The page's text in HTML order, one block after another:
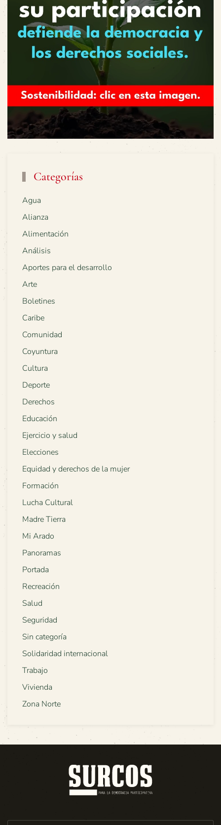
Categorías
Agua
Alianza
Alimentación
Análisis
Aportes para el desarrollo
Arte
Boletines
Caribe
Comunidad
Coyuntura
Cultura
Deporte
Derechos
Educación
Ejercicio y salud
Elecciones
Equidad y derechos de la mujer
Formación
Lucha Cultural
Madre Tierra
Mi Arado
Panoramas
Portada
Recreación
Salud
Seguridad
Sin categoría
Solidaridad internacional
Trabajo
Vivienda
Zona Norte